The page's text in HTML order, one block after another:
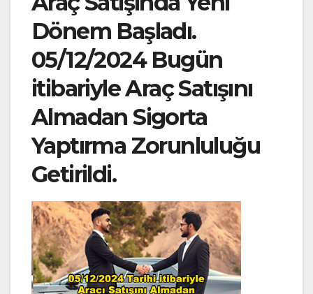
Dönem Başladı.
05/12/2024 Bugün
itibariyle Araç Satışını
Almadan Sigorta
Yaptırma Zorunluluğu
Getirildi.